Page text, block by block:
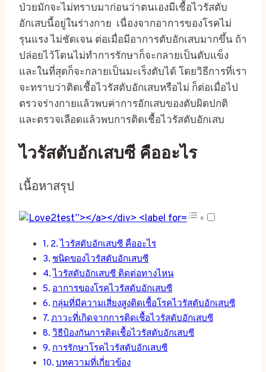
ป่วยมักจะไม่ทราบมาก่อนว่าตนเองมีเชื้อไวรัสตับ
อักเสบนี้อยู่ในร่างกาย เนื่องจากอาการของโรคไม่
รุนแรง ไม่ชัดเจน ต่อเมื่อมีอาการตับอักเสบมากขึ้น ถ้า
ปล่อยไว้โดนไม่ทำการรักษาก็จะกลายเป็นตับแข็ง
และในที่สุดก็จะกลายเป็นมะเร็งตับได้ โดยวิธีการที่เรา
จะทราบว่าติดเชื้อไวรัสตับอักเสบหรือไม่ ก็ต่อเมื่อไป
ตรวจร่างกายแล้วพบค่าการอักเสบของตับผิดปกติ
และตรวจเลือดแล้วพบการติดเชื้อไวรัสตับอักเสบ
ไวรัสตับอักเสบซี คืออะไร
เนื้อหาสรุป
ไวรัสตับอักเสบซี คืออะไร
ชนิดของไวรัสตับอักเสบซี
ไวรัสตับอักเสบซี ติดต่อทางไหน
อาการของโรคไวรัสตับอักเสบซี
กลุ่มที่มีความเสี่ยงสูงติดเชื้อโรคไวรัสตับอักเสบซี
ภาวะที่เกิดจากการติดเชื้อไวรัสตับอักเสบซี
วิธีป้องกันการติดเชื้อไวรัสตับอักเสบซี
การรักษาโรคไวรัสตับอักเสบซี
บทความที่เกี่ยวข้อง